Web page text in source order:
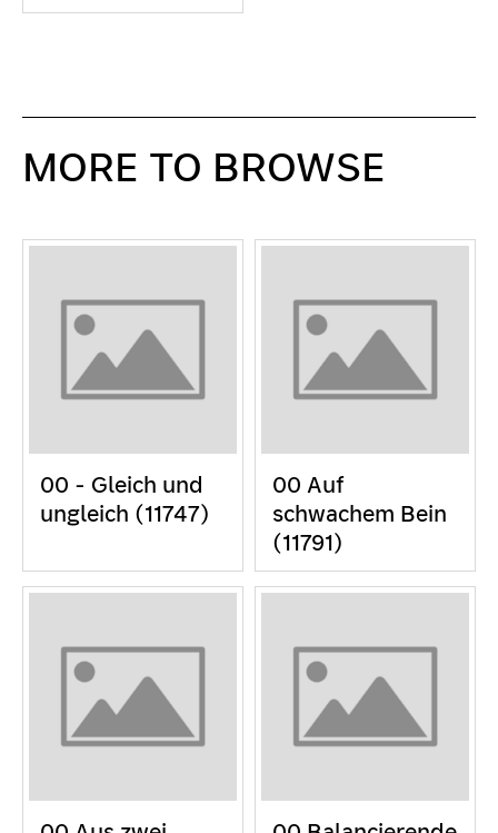
MORE TO BROWSE
00 - Gleich und
ungleich (11747)
00 Auf
schwachem Bein
(11791)